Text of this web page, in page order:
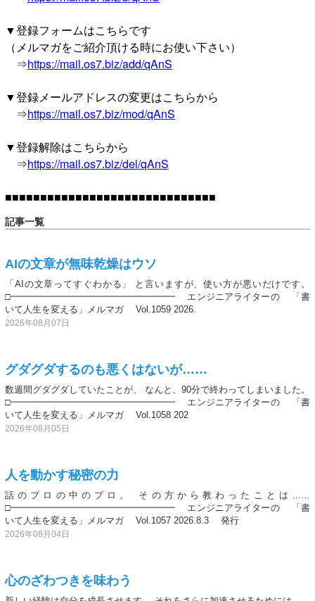
▼登録フォームはこちらです
（メルマガをご紹介頂ける時にお使い下さい）
⇒https://mail.os7.biz/add/qAnS
▼登録メールアドレスの変更はこちらから
⇒https://mail.os7.biz/mod/qAnS
▼登録解除はこちらから
⇒https://mail.os7.biz/del/qAnS
■■■■■■■■■■■■■■■■■■■■■■■■■■■■■■
記事一覧
AIの文章が無味乾燥はウソ
「AIの文章ってすぐわかる」 と言いますが、使い方が悪いだけです。
□━━━━━━━━━━━━━━━━━━ エンジニアライターの 「書
いて人生を変える」メルマガ Vol.1059 2026.
2026年08月07日
グダグダするのも悪くはないが……
数週間グダグダしていたことが、 なんと、90分で終わってしまいました。
□━━━━━━━━━━━━━━━━━━ エンジニアライターの 「書
いて人生を変える」メルマガ Vol.1058 202
2026年08月05日
人を動かす秘密の力
話のプロの中のプロ。 その方から教わったことは……
□━━━━━━━━━━━━━━━━━━ エンジニアライターの 「書
いて人生を変える」メルマガ Vol.1057 2026.8.3 発行
2026年08月04日
心のざわつきを味わう